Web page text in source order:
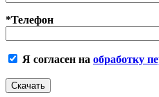
*Телефон
Я согласен на обработку